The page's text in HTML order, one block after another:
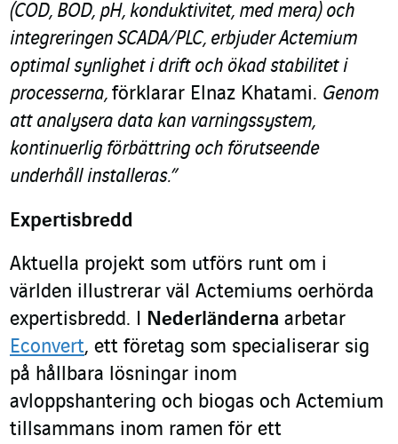
(COD, BOD, pH, konduktivitet, med mera) och
integreringen SCADA/PLC, erbjuder Actemium
optimal synlighet i drift och ökad stabilitet i
processerna, förklarar Elnaz Khatami. Genom
att analysera data kan varningssystem,
kontinuerlig förbättring och förutseende
underhåll installeras.”
Expertisbredd
Aktuella projekt som utförs runt om i
världen illustrerar väl Actemiums oerhörda
expertisbredd. I Nederländerna arbetar
Econvert, ett företag som specialiserar sig
på hållbara lösningar inom
avloppshantering och biogas och Actemium
tillsammans inom ramen för ett